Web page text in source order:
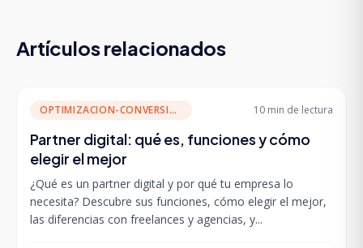
Artículos relacionados
OPTIMIZACION-CONVERSION 10 min de lectura
Partner digital: qué es, funciones y cómo
elegir el mejor
¿Qué es un partner digital y por qué tu empresa lo
necesita? Descubre sus funciones, cómo elegir el mejor,
las diferencias con freelances y agencias, y...